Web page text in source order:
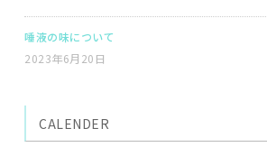
唾液の味について
2023年6月20日
CALENDER